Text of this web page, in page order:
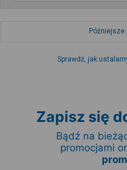
Późniejsze
Sprawdź, jak
Zapisz się
Bądź na
promocjami